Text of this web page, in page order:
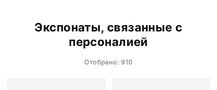
Экспонаты, связанные с
персоналией
Отобрано: 910